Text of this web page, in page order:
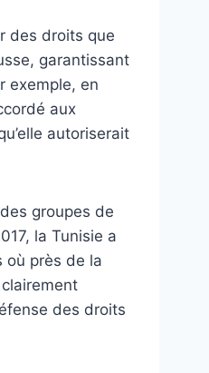
des droits que
garantissant
exemple, en
aux
autoriserait
groupes de
la Tunisie a
où près de la
des droits